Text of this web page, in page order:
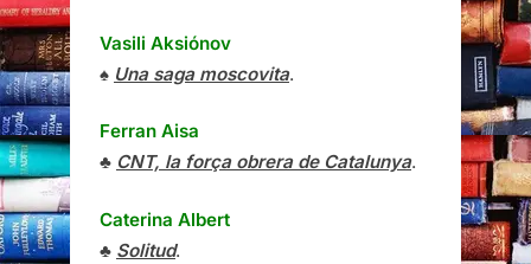
Vasili Aksiónov
♠ Una saga moscovita.
Ferran Aisa
♣ CNT, la força obrera de Catalunya.
Caterina Albert
♣ Solitud.